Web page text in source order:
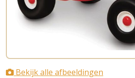
Bekijk alle afbeeldingen